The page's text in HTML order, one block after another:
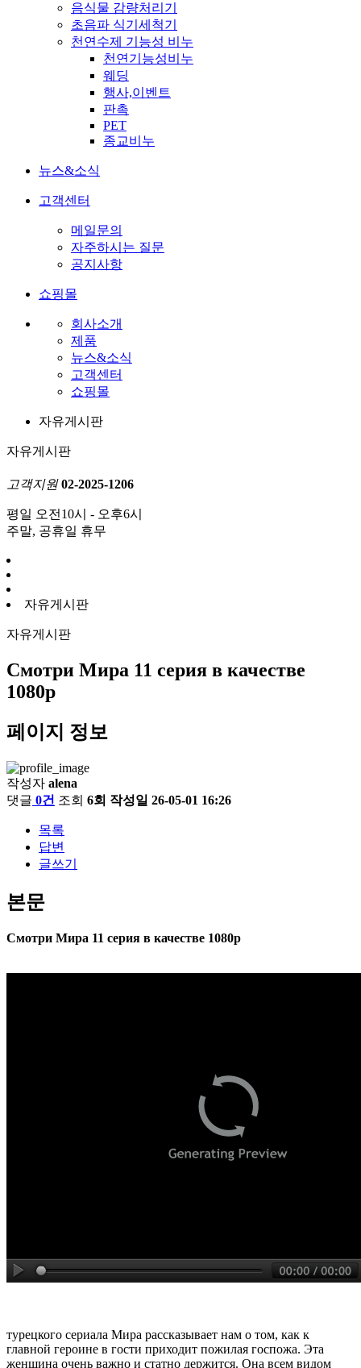
음식물 감량처리기
초음파 식기세척기
천연수제 기능성 비누
천연기능성비누
웨딩
행사,이벤트
판촉
PET
종교비누
뉴스&소식
고객센터
메일문의
자주하시는 질문
공지사항
쇼핑몰
회사소개
제품
뉴스&소식
고객센터
쇼핑몰
자유게시판
자유게시판
고객지원 02-2025-1206
평일 오전10시 - 오후6시
주말, 공휴일 휴무
자유게시판
자유게시판
Смотри Мира 11 серия в качестве
1080p
페이지 정보
작성자 alena
댓글 0건 조회 6회 작성일 26-05-01 16:26
목록
답변
글쓰기
본문
Смотри Мира 11 серия в качестве 1080p
турецкого сериала Мира рассказывает нам о том, как к
главной героине в гости приходит пожилая госпожа. Эта
женщина очень важно и статно держится. Она всем видом